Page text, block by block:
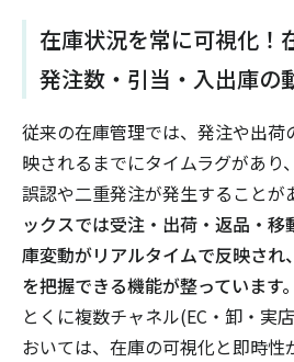
在庫状況を常に可視化！
発注数・引当・入出庫の
従来の在庫管理では、発注や出荷
映されるまでにタイムラグがあり
誤認や二重発注が発生することが
ックスでは受注・出荷・返品・移
庫変動がリアルタイムで反映され
を把握できる機能が整っています。
とくに複数チャネル(EC・卸・実
おいては、在庫の可視化と即時性